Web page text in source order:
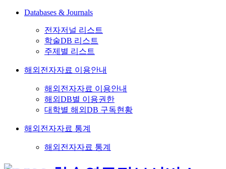
Databases & Journals
전자저널 리스트
학술DB 리스트
주제별 리스트
해외전자자료 이용안내
해외전자자료 이용안내
해외DB별 이용권한
대학별 해외DB 구독현황
해외전자자료 통계
해외전자자료 통계